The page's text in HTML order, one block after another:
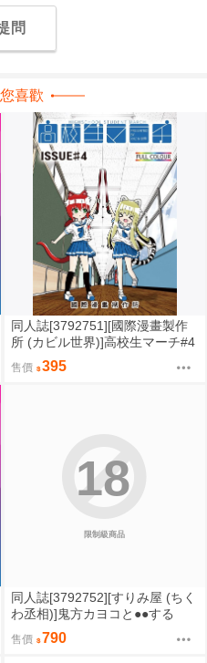
問
喜歡
同人誌[3792751][國際漫畫製作
所 (カビル世界)]高校生マーチ#4
(原創)
售價 395
限制級商品
18
同人誌[3792752][すりみ屋 (ちく
わ丞相)]鬼方カヨコと●●する
本 総集編 (蔚藍檔案)
售價 790